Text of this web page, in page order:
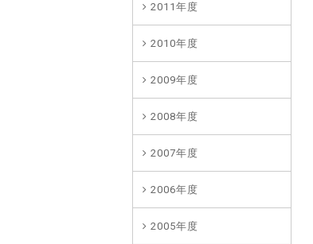
2011年度
2010年度
2009年度
2008年度
2007年度
2006年度
2005年度